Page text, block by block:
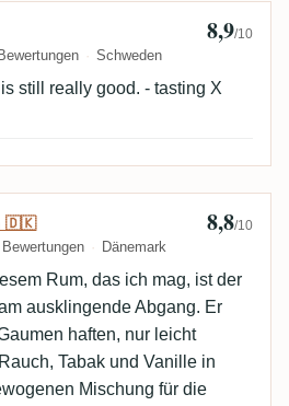
L
Schweden
8,9/10
still really good. - tasting X
Kevin Sorensen 🇩🇰
🇩🇰
Dänemark
8,8/10
Rum, das ich mag, ist der
ausklingende Abgang. Er
haften, nur leicht
Tabak und Vanille in
Mischung für die